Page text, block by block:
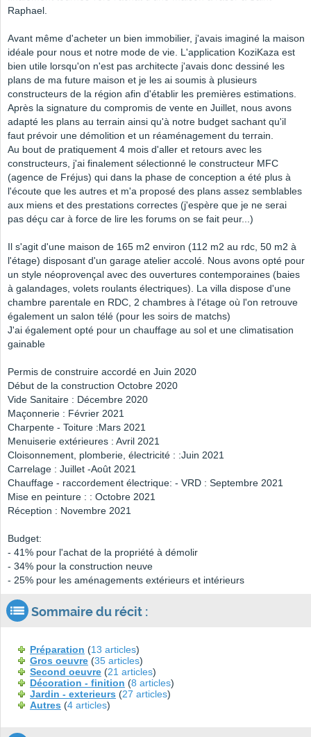
Raphael.
Avant même d'acheter un bien immobilier, j'avais imaginé la maison
idéale pour nous et notre mode de vie. L'application KoziKaza est
bien utile lorsqu'on n'est pas architecte j'avais donc dessiné les
plans de ma future maison et je les ai soumis à plusieurs
constructeurs de la région afin d'établir les premières estimations.
Après la signature du compromis de vente en Juillet, nous avons
adapté les plans au terrain ainsi qu'à notre budget sachant qu'il
faut prévoir une démolition et un réaménagement du terrain.
Au bout de pratiquement 4 mois d'aller et retours avec les
constructeurs, j'ai finalement sélectionné le constructeur MFC
(agence de Fréjus) qui dans la phase de conception a été plus à
l'écoute que les autres et m'a proposé des plans assez semblables
aux miens et des prestations correctes (j'espère que je ne serai
pas déçu car à force de lire les forums on se fait peur...)
Il s'agit d'une maison de 165 m2 environ (112 m2 au rdc, 50 m2 à
l'étage) disposant d'un garage atelier accolé. Nous avons opté pour
un style néoprovençal avec des ouvertures contemporaines (baies
à galandages, volets roulants électriques). La villa dispose d'une
chambre parentale en RDC, 2 chambres à l'étage où l'on retrouve
également un salon télé (pour les soirs de matchs)
J'ai également opté pour un chauffage au sol et une climatisation
gainable
Permis de construire accordé en Juin 2020
Début de la construction Octobre 2020
Vide Sanitaire : Décembre 2020
Maçonnerie : Février 2021
Charpente - Toiture :Mars 2021
Menuiserie extérieures : Avril 2021
Cloisonnement, plomberie, électricité : :Juin 2021
Carrelage : Juillet -Août 2021
Chauffage - raccordement électrique: - VRD : Septembre 2021
Mise en peinture : : Octobre 2021
Réception : Novembre 2021
Budget:
- 41% pour l'achat de la propriété à démolir
- 34% pour la construction neuve
- 25% pour les aménagements extérieurs et intérieurs
Sommaire du récit :
Préparation (13 articles)
Gros oeuvre (35 articles)
Second oeuvre (21 articles)
Décoration - finition (8 articles)
Jardin - exterieurs (27 articles)
Autres (4 articles)